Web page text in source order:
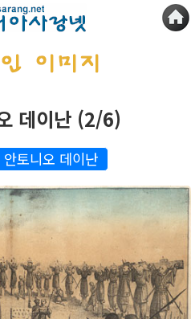
데이난 (2/6)
안토니오 데이난